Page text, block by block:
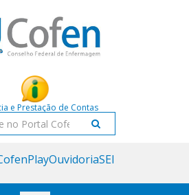
e Prestação de Contas
OuvidoriaSEI